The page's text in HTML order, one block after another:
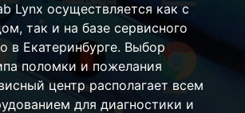
Lynx осуществляется как с
так и на базе сервисного
в Екатеринбурге. Выбор
поломки и пожелания
центр располагает всем
для диагностики и